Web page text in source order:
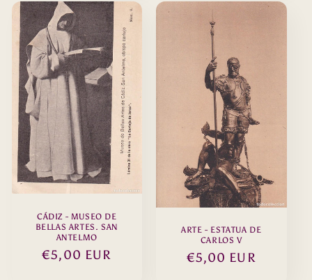
CÁDIZ - MUSEO DE
BELLAS ARTES. SAN
ANTELMO
Precio
€5,00 EUR
ARTE - ESTATUA DE
CARLOS V
Precio
€5,00 EUR